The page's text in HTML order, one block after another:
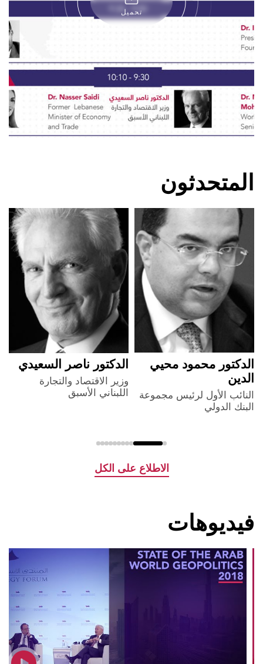
تحميل
المتحدثون
الدكتور محمود محيي
الدين
النائب الأول لرئيس مجموعة
البنك الدولي
الدكتور ناصر السعيدي
وزير الاقتصاد والتجارة
اللبناني الأسبق
الاطلاع على الكل
فيديوهات